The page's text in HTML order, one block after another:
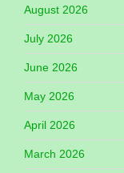
August 2026
July 2026
June 2026
May 2026
April 2026
March 2026